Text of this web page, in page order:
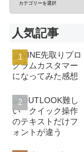
人気記事